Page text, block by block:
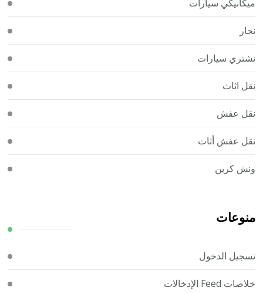
ميكانيكي سيارات
نجار
نشتري سيارات
نقل اثاث
نقل عفش
نقل عفش أثاث
ونش كرين
منوعات
تسجيل الدخول
خلاصات Feed الإدخالات